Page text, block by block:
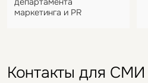
маркетинга и PR
Контакты для СМИ